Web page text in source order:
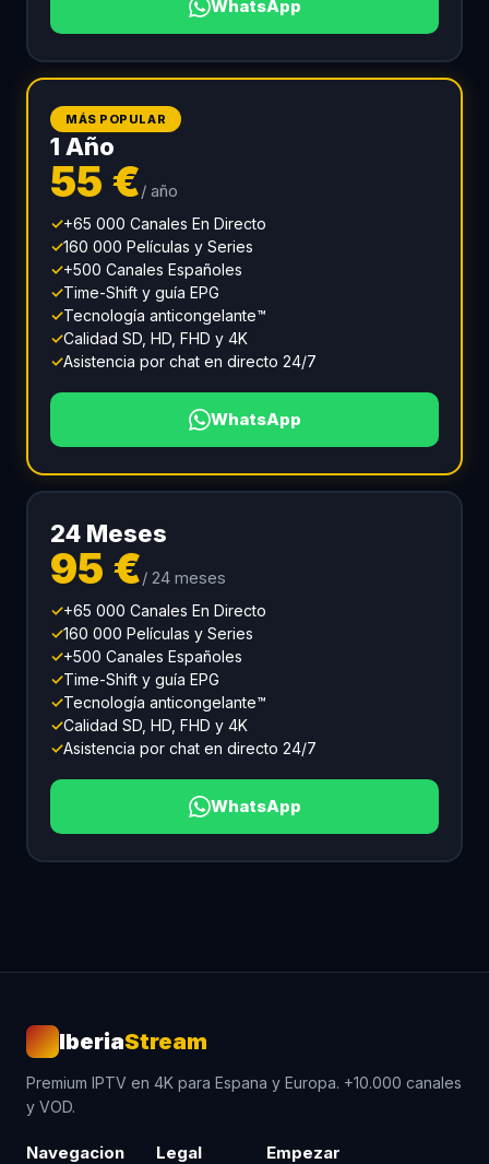
WhatsApp
MÁS POPULAR
1 Año
55 €/ año
✓+65 000 Canales En Directo
✓160 000 Películas y Series
✓+500 Canales Españoles
✓Time-Shift y guía EPG
✓Tecnología anticongelante™
✓Calidad SD, HD, FHD y 4K
✓Asistencia por chat en directo 24/7
WhatsApp
24 Meses
95 €/ 24 meses
✓+65 000 Canales En Directo
✓160 000 Películas y Series
✓+500 Canales Españoles
✓Time-Shift y guía EPG
✓Tecnología anticongelante™
✓Calidad SD, HD, FHD y 4K
✓Asistencia por chat en directo 24/7
WhatsApp
IberiaStream
Premium IPTV en 4K para Espana y Europa. +10.000 canales
y VOD.
Navegacion Legal Empezar